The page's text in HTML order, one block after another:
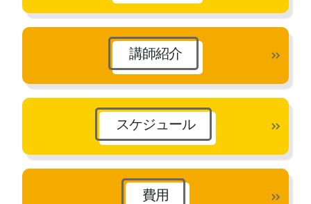
講師紹介
スケジュール
費用